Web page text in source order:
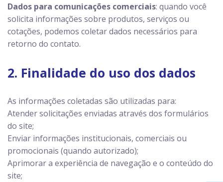
Dados para comunicações comerciais: quando você
solicita informações sobre produtos, serviços ou
cotações, podemos coletar dados necessários para
retorno do contato.
2. Finalidade do uso dos dados
As informações coletadas são utilizadas para:
Atender solicitações enviadas através dos formulários
do site;
Enviar informações institucionais, comerciais ou
promocionais (quando autorizado);
Aprimorar a experiência de navegação e o conteúdo do
site;